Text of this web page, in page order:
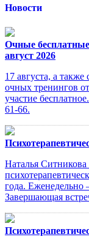
Новости
Очные
август 2026
17 августа, а
очных тренингов
участие
61-66.
Наталья
года. Еженедельно
Завершающая